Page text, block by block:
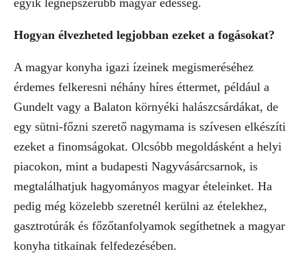
Hogyan élvezheted legjobban ezeket a fogásokat?
A magyar konyha igazi ízeinek megismeréséhez
érdemes felkeresni néhány híres éttermet, például a
Gundelt vagy a Balaton környéki halászcsárdákat, de
egy sütni-főzni szerető nagymama is szívesen elkészíti
ezeket a finomságokat. Olcsóbb megoldásként a helyi
piacokon, mint a budapesti Nagyvásárcsarnok, is
megtalálhatjuk hagyományos magyar ételeinket. Ha
pedig még közelebb szeretnél kerülni az ételekhez,
gasztrotúrák és főzőtanfolyamok segíthetnek a magyar
konyha titkainak felfedezésében.